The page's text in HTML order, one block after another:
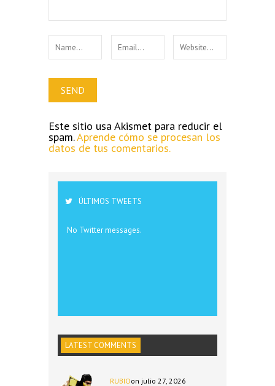
Este sitio usa Akismet para reducir el
spam.Aprende cómo se procesan los
datos de tus comentarios.
ÚLTIMOS TWEETS
No Twitter messages.
LATEST COMMENTS
RUBIOon julio 27, 2026